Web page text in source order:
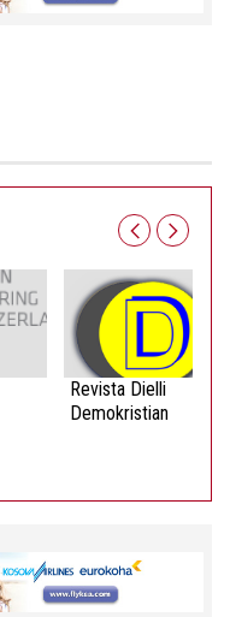
Revista Dielli
Demokristian